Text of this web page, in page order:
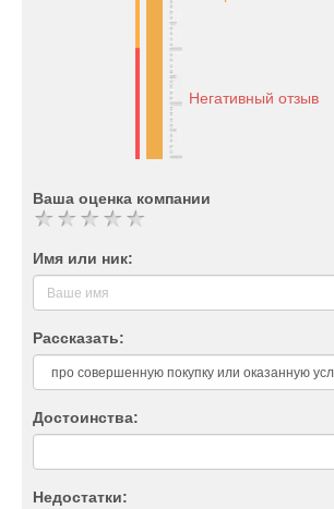
Негативный отзыв
Ваша оценка компании
Имя или ник:
Рассказать:
Достоинства:
Недостатки: